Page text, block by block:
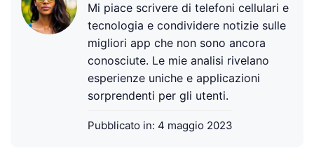
Mi piace scrivere di telefoni cellulari e
tecnologia e condividere notizie sulle
migliori app che non sono ancora
conosciute. Le mie analisi rivelano
esperienze uniche e applicazioni
sorprendenti per gli utenti.
Pubblicato in: 4 maggio 2023